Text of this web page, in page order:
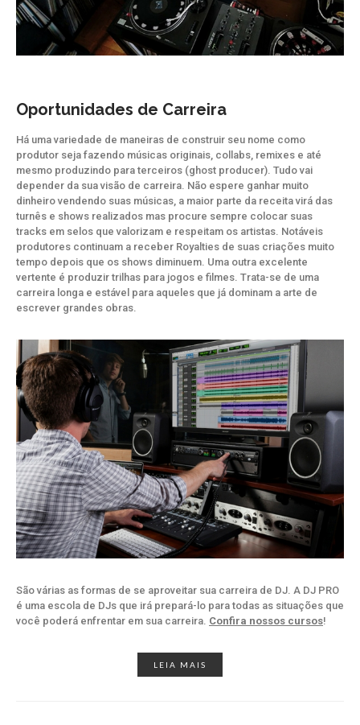
Oportunidades de Carreira
Há uma variedade de maneiras de construir seu nome como
produtor seja fazendo músicas originais, collabs, remixes e até
mesmo produzindo para terceiros (ghost producer). Tudo vai
depender da sua visão de carreira. Não espere ganhar muito
dinheiro vendendo suas músicas, a maior parte da receita virá das
turnês e shows realizados mas procure sempre colocar suas
tracks em selos que valorizam e respeitam os artistas. Notáveis
produtores continuam a receber Royalties de suas criações muito
tempo depois que os shows diminuem. Uma outra excelente
vertente é produzir trilhas para jogos e filmes. Trata-se de uma
carreira longa e estável para aqueles que já dominam a arte de
escrever grandes obras.
São várias as formas de se aproveitar sua carreira de DJ. A DJ PRO
é uma escola de DJs que irá prepará-lo para todas as situações que
você poderá enfrentar em sua carreira. Confira nossos cursos!
LEIA MAIS